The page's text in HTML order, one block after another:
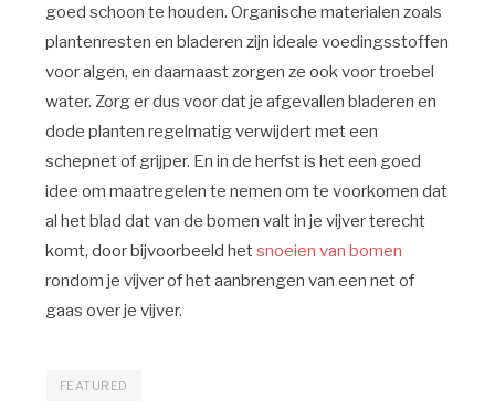
goed schoon te houden. Organische materialen zoals
plantenresten en bladeren zijn ideale voedingsstoffen
voor algen, en daarnaast zorgen ze ook voor troebel
water. Zorg er dus voor dat je afgevallen bladeren en
dode planten regelmatig verwijdert met een
schepnet of grijper. En in de herfst is het een goed
idee om maatregelen te nemen om te voorkomen dat
al het blad dat van de bomen valt in je vijver terecht
komt, door bijvoorbeeld hetsnoeien van bomen
rondom je vijver of het aanbrengen van een net of
gaas over je vijver.
FEATURED